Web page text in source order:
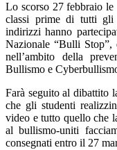
Lo scorso 27 febbraio le
classi prime di tutti gli
indirizzi hanno
Nazionale “Bulli
nell’ambito della
Bullismo e
Farà seguito al dibattito
che gli studenti
video e tutto quello che
al bullismo-uniti
consegnati entro il 27